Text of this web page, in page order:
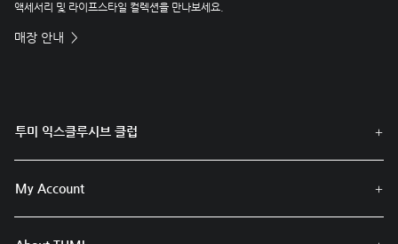
액세서리 및 라이프스타일 컬렉션을 만나보세요.
매장 안내
투미 익스클루시브 클럽
My Account